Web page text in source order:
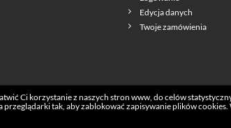
Edycja danych
Twoje zamówienia
Ci korzystanie z naszych stron www, do celów
przeglądarki tak, aby zablokować zapisywanie plików